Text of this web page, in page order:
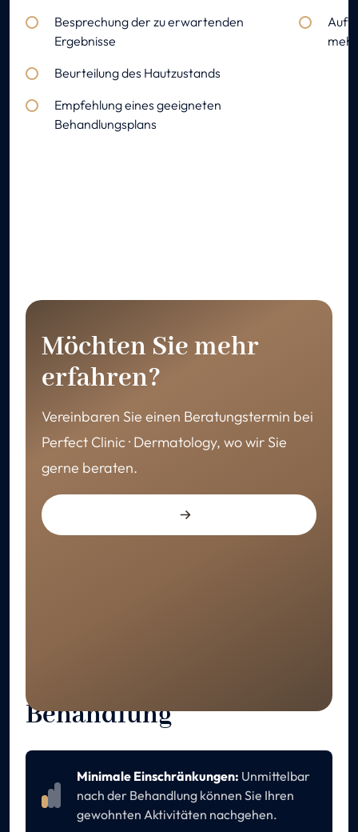
Besprechung der zu erwartenden
Ergebnisse
Beurteilung des Hautzustands
Empfehlung eines geeigneten
Behandlungsplans
Möchten Sie mehr
erfahren?
Vereinbaren Sie einen Beratungstermin bei
Perfect Clinic · Dermatology, wo wir Sie
gerne beraten.
Behandlung
Minimale Einschränkungen: Unmittelbar
nach der Behandlung können Sie Ihren
gewohnten Aktivitäten nachgehen.